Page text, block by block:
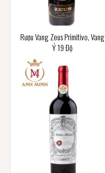
Rượu Vang Zeus Primitivo, Vang
Ý 19 Độ